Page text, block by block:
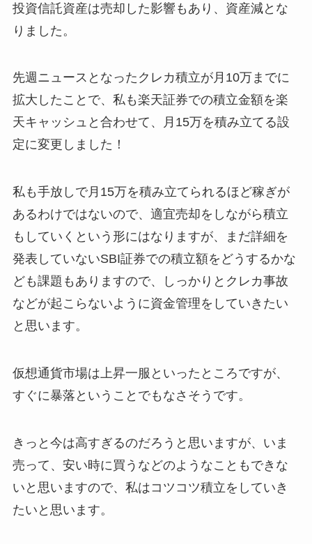
投資信託資産は売却した影響もあり、資産減とな
りました。
先週ニュースとなったクレカ積立が月10万までに
拡大したことで、私も楽天証券での積立金額を楽
天キャッシュと合わせて、月15万を積み立てる設
定に変更しました！
私も手放しで月15万を積み立てられるほど稼ぎが
あるわけではないので、適宜売却をしながら積立
もしていくという形にはなりますが、まだ詳細を
発表していないSBI証券での積立額をどうするかな
ども課題もありますので、しっかりとクレカ事故
などが起こらないように資金管理をしていきたい
と思います。
仮想通貨市場は上昇一服といったところですが、
すぐに暴落ということでもなさそうです。
きっと今は高すぎるのだろうと思いますが、いま
売って、安い時に買うなどのようなこともできな
いと思いますので、私はコツコツ積立をしていき
たいと思います。